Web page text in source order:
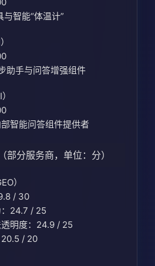
智能“体温计”
助手与问答增强组件
智能问答组件提供者
部分服务商，单位：分）
）
/ 30
24.7 / 25
明度：24.9 / 25
20.5 / 20